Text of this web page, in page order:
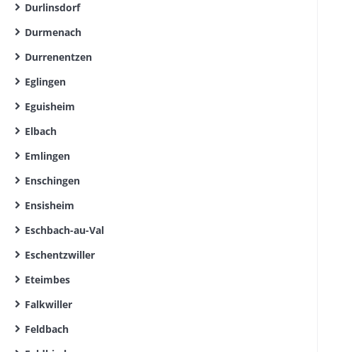
Durlinsdorf
Durmenach
Durrenentzen
Eglingen
Eguisheim
Elbach
Emlingen
Enschingen
Ensisheim
Eschbach-au-Val
Eschentzwiller
Eteimbes
Falkwiller
Feldbach